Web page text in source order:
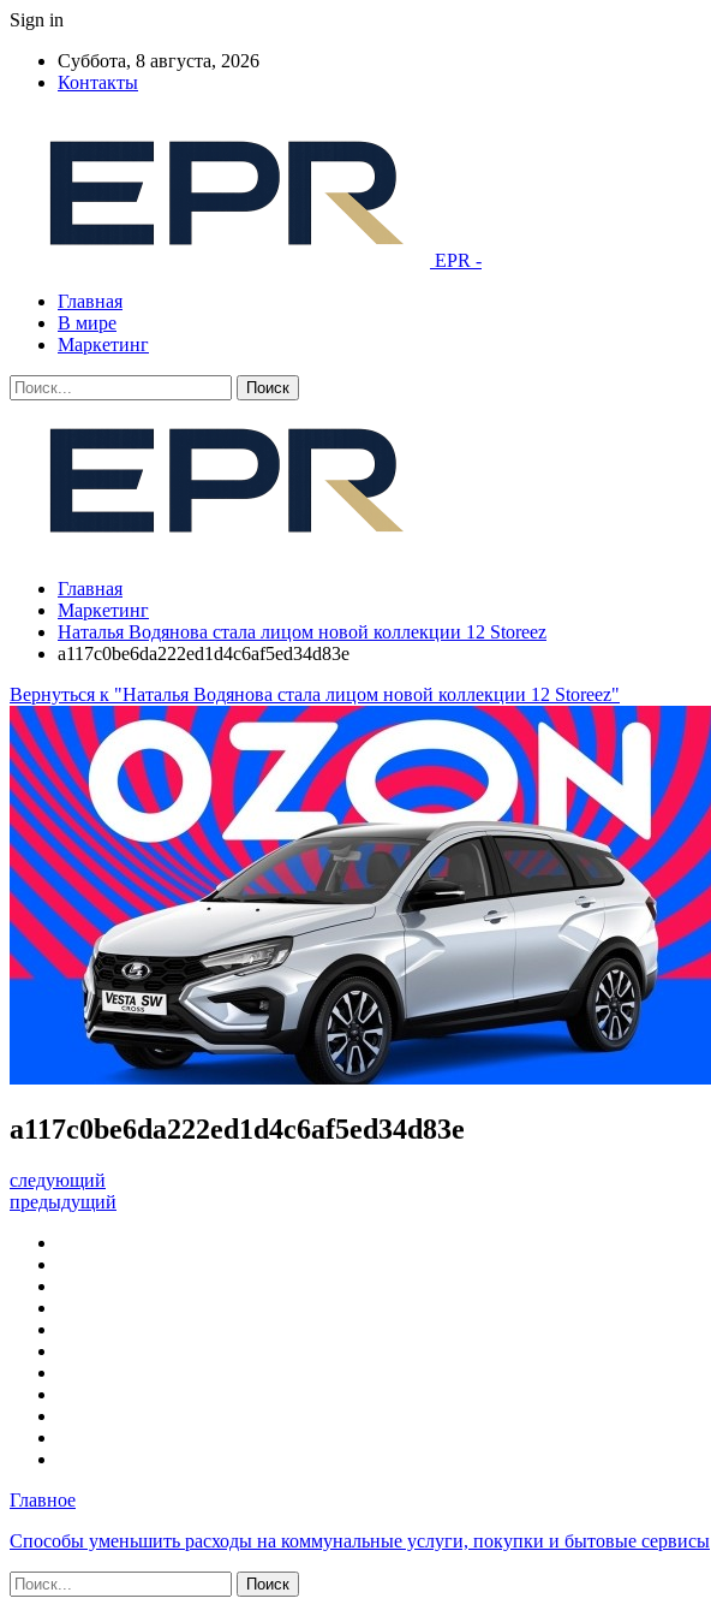
Sign in
Суббота, 8 августа, 2026
Контакты
EPR -
Главная
В мире
Маркетинг
Главная
Маркетинг
Наталья Водянова стала лицом новой коллекции 12 Storeez
a117c0be6da222ed1d4c6af5ed34d83e
Вернуться к "Наталья Водянова стала лицом новой коллекции 12 Storeez"
a117c0be6da222ed1d4c6af5ed34d83e
следующий
предыдущий
Главное
Способы уменьшить расходы на коммунальные услуги, покупки и бытовые сервисы